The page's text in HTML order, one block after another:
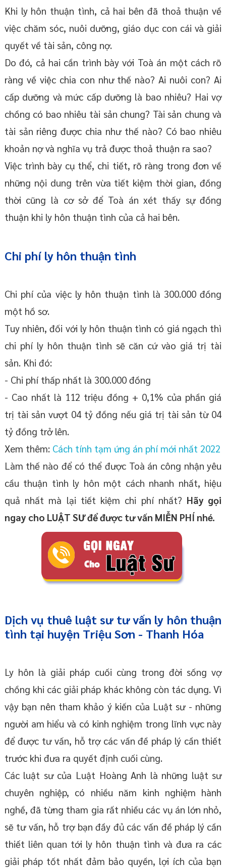
Khi ly hôn thuận tình, cả hai bên đã thoả thuận về
việc chăm sóc, nuôi dưỡng, giáo dục con cái và giải
quyết về tài sản, công nợ.
Do đó, cả hai cần trình bày với Toà án một cách rõ
ràng về việc chia con như thế nào? Ai nuôi con? Ai
cấp dưỡng và mức cấp dưỡng là bao nhiêu? Hai vợ
chồng có bao nhiêu tài sản chung? Tài sản chung và
tài sản riêng được chia như thế nào? Có bao nhiêu
khoản nợ và nghĩa vụ trả được thoả thuận ra sao?
Việc trình bày cụ thể, chi tiết, rõ ràng trong đơn về
những nội dung trên vừa tiết kiệm thời gian, đồng
thời cũng là cơ sở để Toà án xét thấy sự đồng
thuận khi ly hôn thuận tình của cả hai bên.
Chi phí ly hôn thuận tình
Chi phí của việc ly hôn thuận tình là 300.000 đồng
một hồ sơ.
Tuy nhiên, đối với ly hôn thuận tình có giá ngạch thì
chi phí ly hôn thuận tình sẽ căn cứ vào giá trị tài
sản. Khi đó:
- Chi phí thấp nhất là 300.000 đồng
- Cao nhất là 112 triệu đồng + 0,1% của phần giá
trị tài sản vượt 04 tỷ đồng nếu giá trị tài sản từ 04
tỷ đồng trở lên.
Xem thêm: Cách tính tạm ứng án phí mới nhất 2022
Làm thế nào để có thể được Toà án công nhận yêu
cầu thuận tình ly hôn một cách nhanh nhất, hiệu
quả nhất mà lại tiết kiệm chi phí nhất? Hãy gọi
ngay cho LUẬT SƯ để được tư vấn MIỄN PHÍ nhé.
Dịch vụ thuê luật sư tư vấn ly hôn thuận
tình tại huyện Triệu Sơn - Thanh Hóa
Ly hôn là giải pháp cuối cùng trong đời sống vợ
chồng khi các giải pháp khác không còn tác dụng. Vì
vậy bạn nên tham khảo ý kiến của Luật sư - những
người am hiểu và có kinh nghiệm trong lĩnh vực này
để được tư vấn, hỗ trợ các vấn đề pháp lý cần thiết
trước khi đưa ra quyết định cuối cùng.
Các luật sư của Luật Hoàng Anh là những luật sư
chuyên nghiệp, có nhiều năm kinh nghiệm hành
nghề, đã từng tham gia rất nhiều các vụ án lớn nhỏ,
sẽ tư vấn, hỗ trợ bạn đầy đủ các vấn đề pháp lý cần
thiết liên quan tới ly hôn thuận tình và đưa ra các
giải pháp tốt nhất đảm bảo quyền, lợi ích của bạn